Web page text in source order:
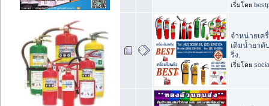
เริ่มโดย
จำหน่ายเค
เติมน้ำยาดั
ริ่ง.
เริ่มโดย